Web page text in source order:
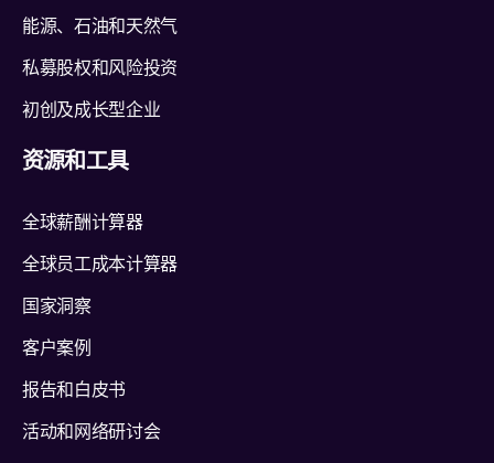
能源、石油和天然气
私募股权和风险投资
初创及成长型企业
资源和工具
全球薪酬计算器
全球员工成本计算器
国家洞察
客户案例
报告和白皮书
活动和网络研讨会